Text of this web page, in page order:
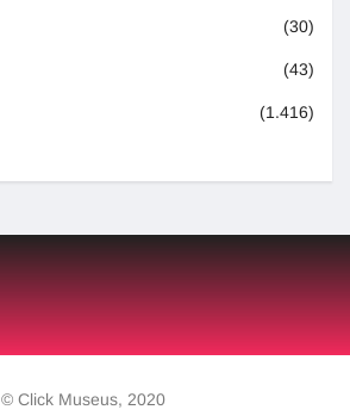
(30)
(43)
(1.416)
© Click Museus, 2020